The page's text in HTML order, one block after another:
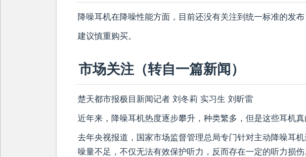
降噪耳机在降噪性能方面，目前还没有关注到统一标准的发
建议慎重购买。
市场关注（转自一篇新闻）
楚天都市报极目新闻记者 刘冬莉 实习生 刘昕雷
近年来，降噪耳机热度逐步攀升，种类繁多，但是这些耳机真
去年央视报道，国家市场监督管理总局专门针对主动降噪耳
噪量不足，不仅无法有效保护听力，反而存在一定的听力损伤